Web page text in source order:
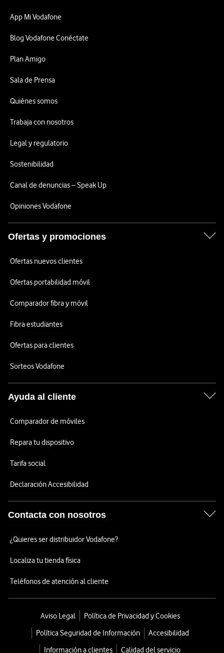
App Mi Vodafone
Blog Vodafone Conéctate
Plan Amigo
Sala de Prensa
Quiénes somos
Trabaja con nosotros
Legal y regulatorio
Sostenibilidad
Canal de denuncias – Speak Up
Opiniones Vodafone
Ofertas y promociones
Ofertas nuevos clientes
Ofertas portabilidad móvil
Comparador fibra y móvil
Fibra estudiantes
Ofertas para clientes
Sorteos Vodafone
Ayuda al cliente
Comparador de móviles
Repara tu dispositivo
Tarifa social
Declaración Accesibilidad
Contacta con nosotros
¿Quieres ser distribuidor Vodafone?
Localiza tu tienda física
Teléfonos de atención al cliente
Aviso Legal
Política de Privacidad y Cookies
Política Seguridad de Información
Accesibilidad
Información a clientes
Calidad del servicio